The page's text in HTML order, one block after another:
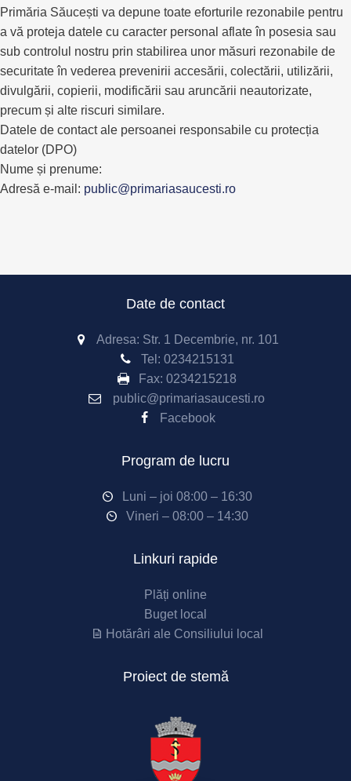
Primăria Săucești va depune toate eforturile rezonabile pentru
a vă proteja datele cu caracter personal aflate în posesia sau
sub controlul nostru prin stabilirea unor măsuri rezonabile de
securitate în vederea prevenirii accesării, colectării, utilizării,
divulgării, copierii, modificării sau aruncării neautorizate,
precum și alte riscuri similare.
Datele de contact ale persoanei responsabile cu protecția
datelor (DPO)
Nume și prenume:
Adresă e-mail: public@primariasaucesti.ro
Date de contact
Adresa: Str. 1 Decembrie, nr. 101
Tel: 0234215131
Fax: 0234215218
public@primariasaucesti.ro
Facebook
Program de lucru
Luni – joi 08:00 – 16:30
Vineri – 08:00 – 14:30
Linkuri rapide
Plăți online
Buget local
Hotărâri ale Consiliului local
Proiect de stemă